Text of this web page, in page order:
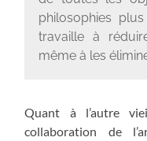
philosophies
travaille à
même à les
Quant à l’autre
collaboration de